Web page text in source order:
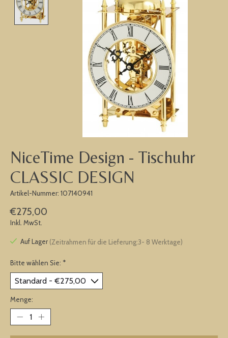
NiceTime Design - Tischuhr
CLASSIC DESIGN
Artikel-Nummer: 107140941
€275,00
Inkl. MwSt.
Auf Lager (Zeitrahmen für die Lieferung:3- 8 Werktage)
Bitte wählen Sie: *
Menge: